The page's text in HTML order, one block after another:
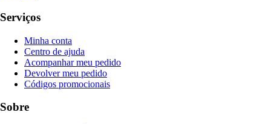
Serviços
Minha conta
Centro de ajuda
Acompanhar meu pedido
Devolver meu pedido
Códigos promocionais
Sobre